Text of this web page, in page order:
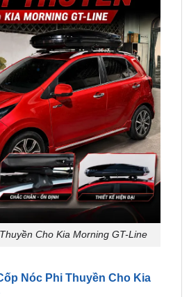
Cho Kia Morning GT-Line
Nóc Phi Thuyền Cho Kia
gian chứa đồ tối đa